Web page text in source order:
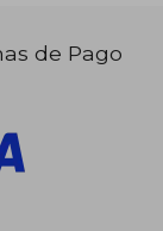
de Pago